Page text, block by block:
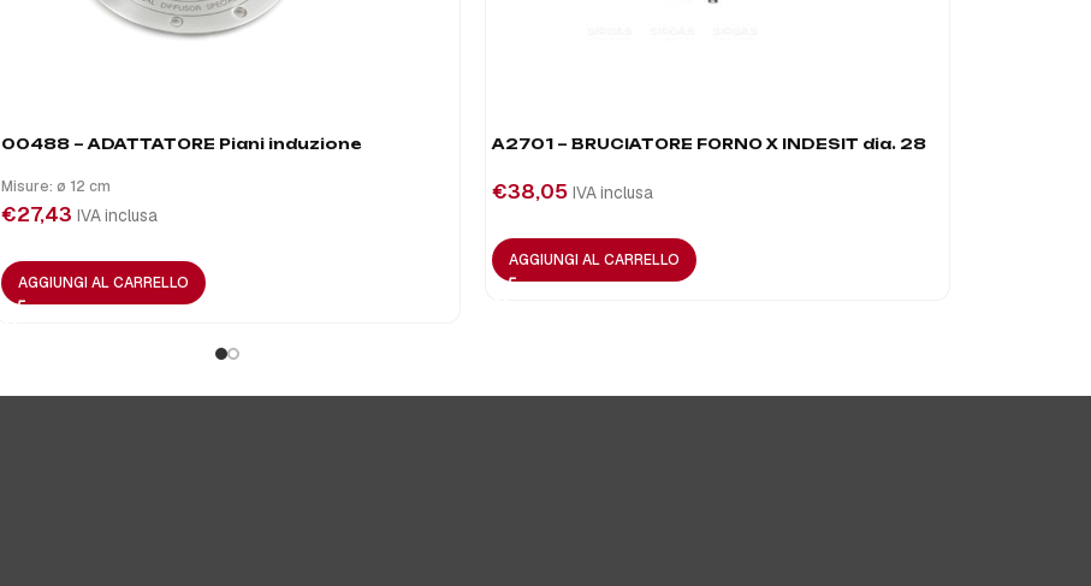
00488 – ADATTATORE Piani induzione
Misure: ø 12 cm
€27,43 IVA inclusa
AGGIUNGI AL CARRELLO
A2701 – BRUCIATORE FORNO X INDESIT dia. 28
€38,05 IVA inclusa
AGGIUNGI AL CARRELLO